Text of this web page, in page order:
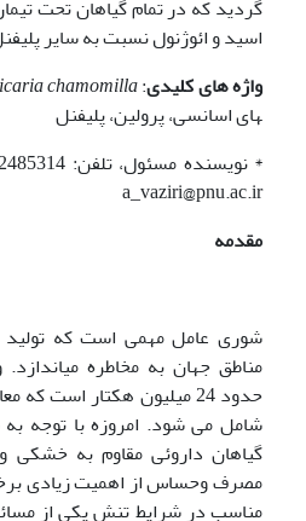
گردید که در تمام گیاهان تحت
اسید و ائوژنول نسبت به سایر
واژه های کلیدی:
chamomilla
های اسانسی، پرولین، پلی­فنل
a_vaziri@pnu.ac.ir
مقدمه
شوری عامل مهمی است که تولید
مناطق جهان به مخاطره
شامل می شود. امروزه با توجه
گیاهان داروئی مقاوم به خشکی
مصرف وحساس از اهمیت زیادی
مناسب در شرایط تنش یکی از